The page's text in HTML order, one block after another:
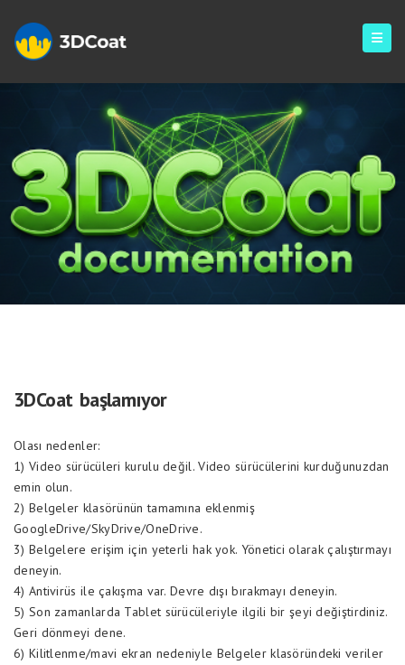
Sorular
3DCoat başlamıyor
Olası nedenler:
1) Video sürücüleri kurulu değil. Video sürücülerini kurduğunuzdan
emin olun.
2) Belgeler klasörünün tamamına eklenmiş
GoogleDrive/SkyDrive/OneDrive.
3) Belgelere erişim için yeterli hak yok. Yönetici olarak çalıştırmayı
deneyin.
4) Antivirüs ile çakışma var. Devre dışı bırakmayı deneyin.
5) Son zamanlarda Tablet sürücüleriyle ilgili bir şeyi değiştirdiniz.
Geri dönmeyi dene.
6) Kilitlenme/mavi ekran nedeniyle Belgeler klasöründeki veriler